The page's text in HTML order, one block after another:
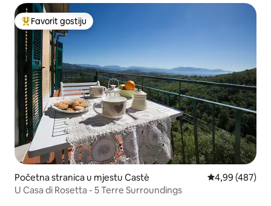
Glavni favorit gostiju
Favorit gostiju
Početna stranica u mjestu Castè prosječna
4,99 (487)
U Casa di Rosetta - 5 Terre Surroundings